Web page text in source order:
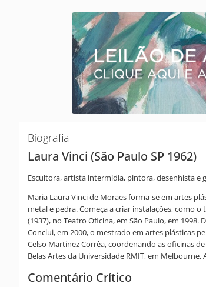
Biografia
Laura Vinci (São Paulo SP 1962)
Escultora, artista intermídia, pintora, desenhista e
Maria Laura Vinci de Moraes forma-se em artes
metal e pedra. Começa a criar instalações, como
(1937), no Teatro Oficina, em São Paulo, em
Conclui, em 2000, o mestrado em artes plásticas
Celso Martinez Corrêa, coordenando as oficinas
Belas Artes da Universidade RMIT, em Melbourne,
Comentário Crítico